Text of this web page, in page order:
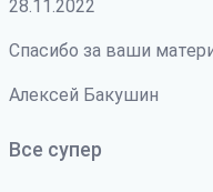
28.11.2022
Спасибо за ваши
Алексей Бакушин
Все супер